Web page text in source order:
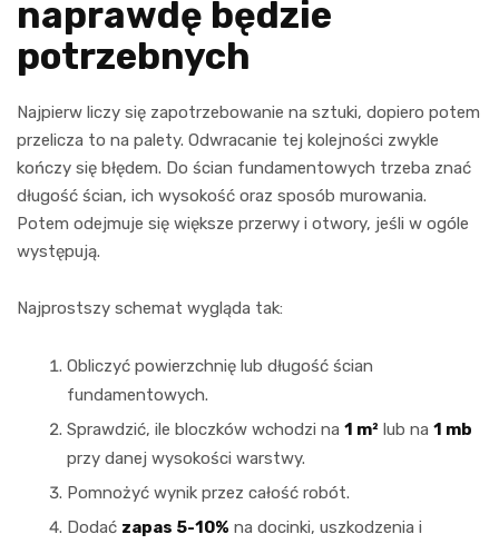
naprawdę będzie
potrzebnych
Najpierw liczy się zapotrzebowanie na sztuki, dopiero potem
przelicza to na palety. Odwracanie tej kolejności zwykle
kończy się błędem. Do ścian fundamentowych trzeba znać
długość ścian, ich wysokość oraz sposób murowania.
Potem odejmuje się większe przerwy i otwory, jeśli w ogóle
występują.
Najprostszy schemat wygląda tak:
Obliczyć powierzchnię lub długość ścian
fundamentowych.
Sprawdzić, ile bloczków wchodzi na 1 m² lub na 1 mb
przy danej wysokości warstwy.
Pomnożyć wynik przez całość robót.
Dodać zapas 5-10% na docinki, uszkodzenia i